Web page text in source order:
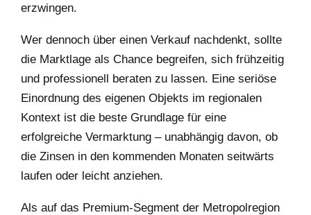
erzwingen.
Wer dennoch über einen Verkauf nachdenkt, sollte
die Marktlage als Chance begreifen, sich frühzeitig
und professionell beraten zu lassen. Eine seriöse
Einordnung des eigenen Objekts im regionalen
Kontext ist die beste Grundlage für eine
erfolgreiche Vermarktung – unabhängig davon, ob
die Zinsen in den kommenden Monaten seitwärts
laufen oder leicht anziehen.
Als auf das Premium-Segment der Metropolregion